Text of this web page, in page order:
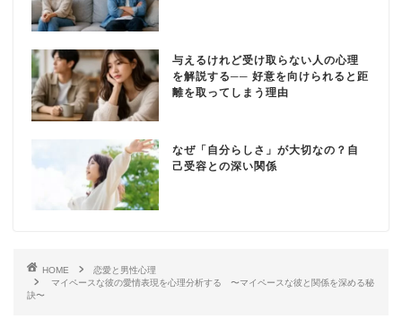
与えるけれど受け取らない人の心理
を解説する── 好意を向けられると距
離を取ってしまう理由
なぜ「自分らしさ」が大切なの？自
己受容との深い関係
HOME
恋愛と男性心理
マイペースな彼の愛情表現を心理分析する 〜マイペースな彼と関係を深める秘
訣〜